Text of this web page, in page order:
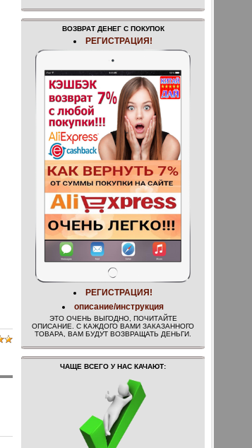
ВОЗВРАТ ДЕНЕГ С ПОКУПОК
РЕГИСТРАЦИЯ!
РЕГИСТРАЦИЯ!
описание/инструкция
ЭТО ОЧЕНЬ ВЫГОДНО, ПОЧИТАЙТЕ
ОПИСАНИЕ. С КАЖДОГО ВАМИ ЗАКАЗАННОГО
ТОВАРА, ВАМ БУДУТ ВОЗВРАЩАТЬ ДЕНЬГИ.
ЧАЩЕ ВСЕГО У НАС КАЧАЮТ: